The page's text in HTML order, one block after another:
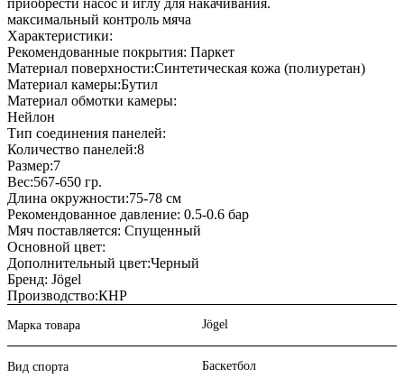
приобрести насос и иглу для накачивания.
максимальный контроль мяча
Характеристики:
Рекомендованные покрытия: Паркет
Материал поверхности:Синтетическая кожа (полиуретан)
Материал камеры:Бутил
Материал обмотки камеры:
Нейлон
Тип соединения панелей:
Количество панелей:8
Размер:7
Вес:567-650 гр.
Длина окружности:75-78 см
Рекомендованное давление: 0.5-0.6 бар
Мяч поставляется: Спущенный
Основной цвет:
Дополнительный цвет:Черный
Бренд: Jögel
Производство:КНР
Марка товара Jögel
Вид спорта Баскетбол